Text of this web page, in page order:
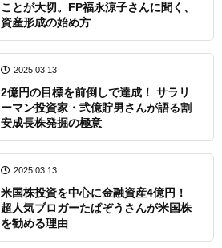
ことが大切。FP福永涼子さんに聞く、
資産形成の始め方
2025.03.13
2億円の目標を前倒しで達成！ サラリ
ーマン投資家・弐億貯男さんが語る割
安成長株発掘の極意
2025.03.13
米国株投資を中心に金融資産4億円！
超人気ブロガーたぱぞうさんが米国株
を勧める理由